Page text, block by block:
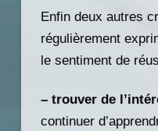
Enfin deux autres
régulièrement
le sentiment de
– trouver de
continuer